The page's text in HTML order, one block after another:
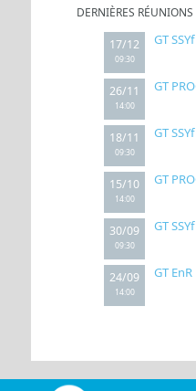
DERNIÈRES RÉUNIONS
17/12
09:30
GT SSYf
26/11
14:00
GT
18/11
09:30
GT SSYf
15/10
14:00
GT
30/09
09:30
GT SSYf
24/09
14:00
GT EnR